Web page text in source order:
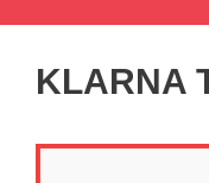
KLARNA